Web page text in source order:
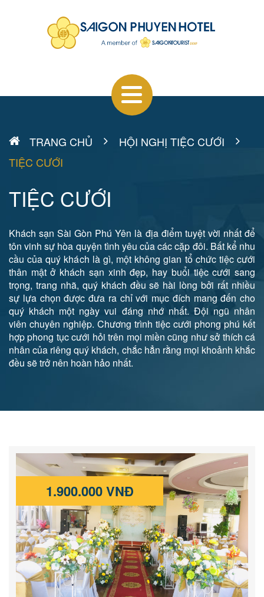
TRANG CHỦ
HỘI NGHỊ TIỆC CƯỚI
TIỆC CƯỚI
TIỆC CƯỚI
Khách sạn Sài Gòn Phú Yên là địa điểm tuyệt vời nhất để
tôn vinh sự hòa quyện tình yêu của các cặp đôi. Bất kể nhu
cầu của quý khách là gì, một không gian tổ chức tiệc cưới
thân mật ở khách sạn xinh đẹp, hay buổi tiệc cưới sang
trọng, trang nhã, quý khách đều sẽ hài lòng bởi rất nhiều
sự lựa chọn được đưa ra chỉ với mục đích mang đến cho
quý khách một ngày vui đáng nhớ nhất. Đội ngũ nhân
viên chuyên nghiệp. Chương trình tiệc cưới phong phú kết
hợp phong tục cưới hỏi trên mọi miền cũng như sở thích cá
nhân của riêng quý khách, chắc hẳn rằng mọi khoảnh khắc
đều sẽ trở nên hoàn hảo nhất.
1.900.000 VNĐ